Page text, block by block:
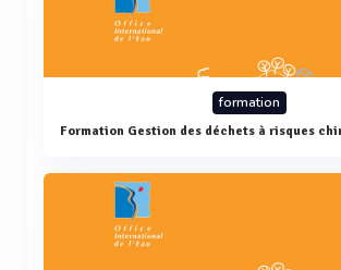
formation